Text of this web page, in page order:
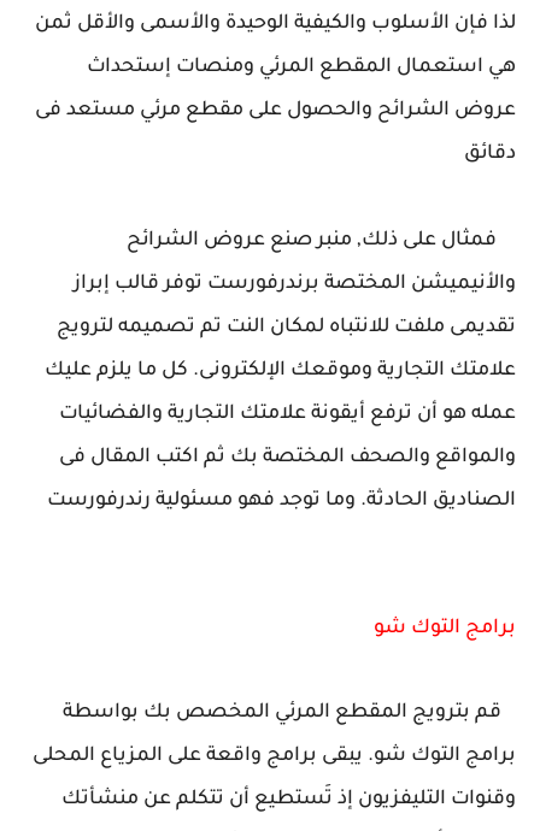
لذا فإن الأسلوب والكيفية الوحيدة والأسمى والأقل ثمن
هي استعمال المقطع المرئي ومنصات إستحداث
عروض الشرائح والحصول على مقطع مرئي مستعد فى
دقائق
فمثال على ذلك, منبر صنع عروض الشرائح
والأنيميشن المختصة برندرفورست توفر قالب إبراز
تقديمى ملفت للانتباه لمكان النت تم تصميمه لترويج
علامتك التجارية وموقعك الإلكترونى. كل ما يلزم عليك
عمله هو أن ترفع أيقونة علامتك التجارية والفضائيات
والمواقع والصحف المختصة بك ثم اكتب المقال فى
الصناديق الحادثة. وما توجد فهو مسئولية رندرفورست
برامج التوك شو
قم بترويج المقطع المرئي المخصص بك بواسطة
برامج التوك شو. يبقى برامج واقعة على المزياع المحلى
وقنوات التليفزيون إذ تَستطيع أن تتكلم عن منشأتك